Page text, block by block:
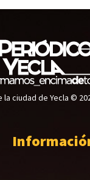
ciudad de Yecla ©